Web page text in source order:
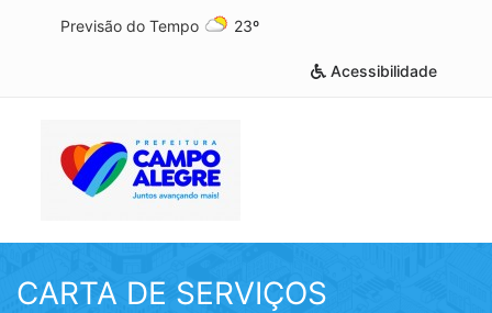
Previsão do Tempo 23º
Acessibilidade
CARTA DE SERVIÇOS